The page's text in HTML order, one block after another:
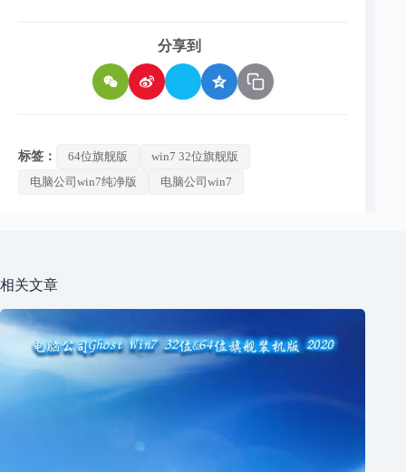
分享到
标签： 64位旗舰版
win7 32位旗舰版
电脑公司win7纯净版
电脑公司win7
相关文章